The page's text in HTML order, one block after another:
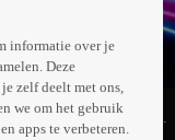
alsof? De
het panel te laten
informatie over je
Deze
zelf deelt met ons,
we om het gebruik
apps te verbeteren.